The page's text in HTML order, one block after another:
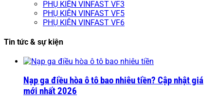
PHỤ KIỆN VINFAST VF3
PHỤ KIỆN VINFAST VF5
PHỤ KIỆN VINFAST VF6
Tin tức & sự kiện
Nạp ga điều hòa ô tô bao nhiêu tiền? Cập nhật giá
mới nhất 2026